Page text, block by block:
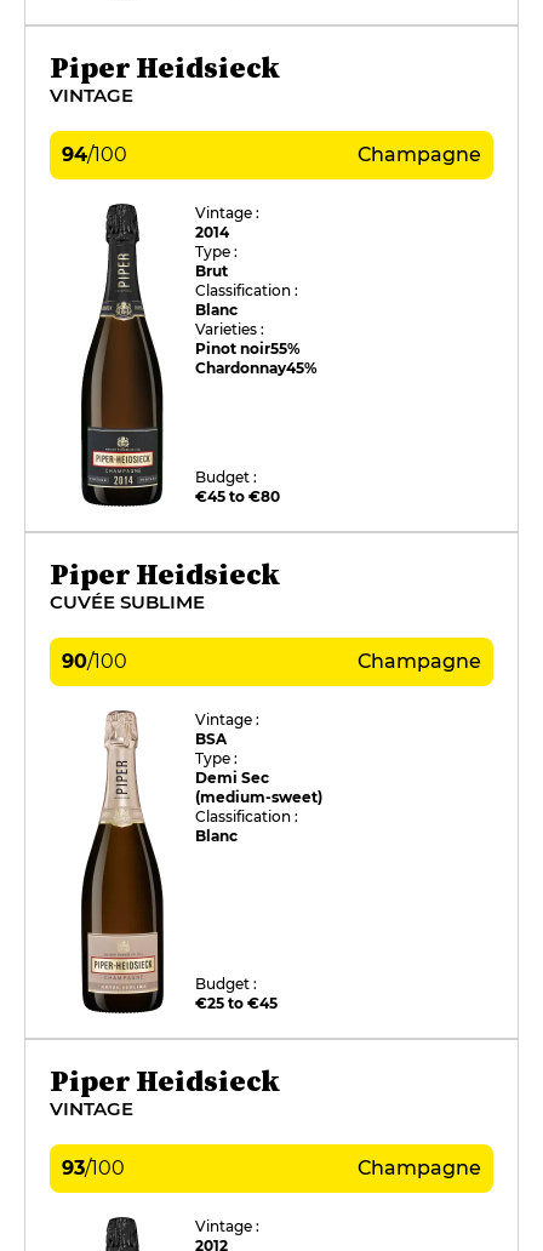
Piper Heidsieck
VINTAGE
94/100 Champagne
Vintage :
2014
Type :
Brut
Classification :
Blanc
Varieties :
Pinot noir55%
Chardonnay45%
Budget :
€45 to €80
Piper Heidsieck
CUVÉE SUBLIME
90/100 Champagne
Vintage :
BSA
Type :
Demi Sec
(medium-sweet)
Classification :
Blanc
Budget :
€25 to €45
Piper Heidsieck
VINTAGE
93/100 Champagne
Vintage :
2012